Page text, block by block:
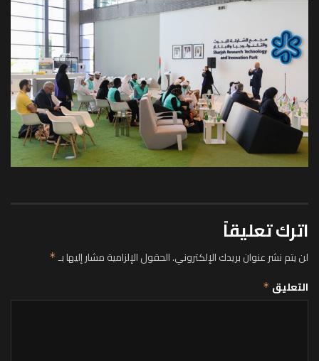
اترك تعليقاً
لن يتم نشر عنوان بريدك الإلكتروني.الحقول الإلزامية مشار إليها بـ*
التعليق *